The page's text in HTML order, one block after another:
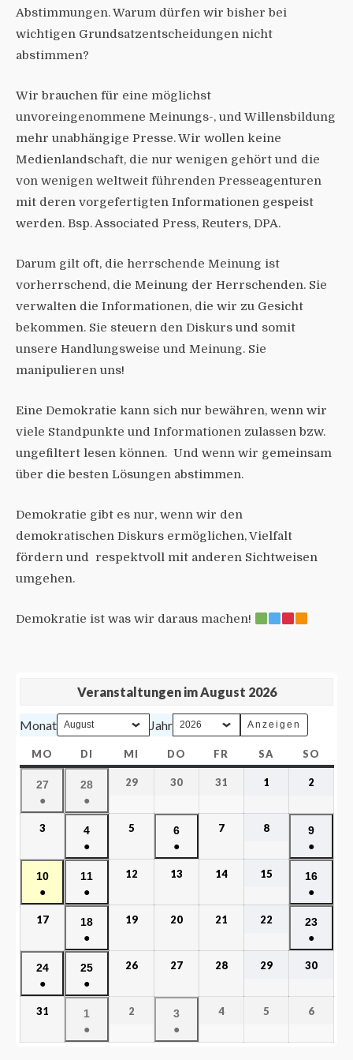
Abstimmungen. Warum dürfen wir bisher bei
wichtigen Grundsatzentscheidungen nicht
abstimmen?
Wir brauchen für eine möglichst
unvoreingenommene Meinungs-, und Willensbildung
mehr unabhängige Presse. Wir wollen keine
Medienlandschaft, die nur wenigen gehört und die
von wenigen weltweit führenden Presseagenturen
mit deren vorgefertigten Informationen gespeist
werden. Bsp. Associated Press, Reuters, DPA.
Darum gilt oft, die herrschende Meinung ist
vorherrschend, die Meinung der Herrschenden. Sie
verwalten die Informationen, die wir zu Gesicht
bekommen. Sie steuern den Diskurs und somit
unsere Handlungsweise und Meinung. Sie
manipulieren uns!
Eine Demokratie kann sich nur bewähren, wenn wir
viele Standpunkte und Informationen zulassen bzw.
ungefiltert lesen können. Und wenn wir gemeinsam
über die besten Lösungen abstimmen.
Demokratie gibt es nur, wenn wir den
demokratischen Diskurs ermöglichen, Vielfalt
fördern und respektvoll mit anderen Sichtweisen
umgehen.
Demokratie ist was wir daraus machen!
Veranstaltungen im August 2026
Monat Jahr
MO DI MI DO FR SA SO
27
●
28
●
29 30 31 1 2
3
4
●
5
6
●
7 8
9
●
10
●
11
●
12 13 14 15
16
●
17
18
●
19 20 21 22
23
●
24
●
25
●
26 27 28 29 30
31
1
●
2
3
●
4 5 6